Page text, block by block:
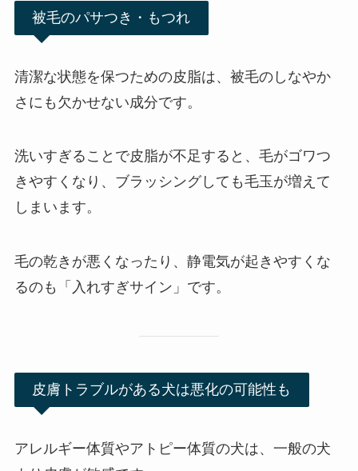
被毛のパサつき・もつれ
清潔な状態を保つための皮脂は、被毛のしなやか
さにも欠かせない成分です。
洗いすぎることで皮脂が不足すると、毛がゴワつ
きやすくなり、ブラッシングしても毛玉が増えて
しまいます。
毛の乾きが悪くなったり、静電気が起きやすくな
るのも「入れすぎサイン」です。
皮膚トラブルがある犬は悪化の可能性も
アレルギー体質やアトピー体質の犬は、一般の犬